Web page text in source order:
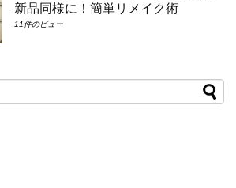
新品同様に！簡単リメイク術
11件のビュー